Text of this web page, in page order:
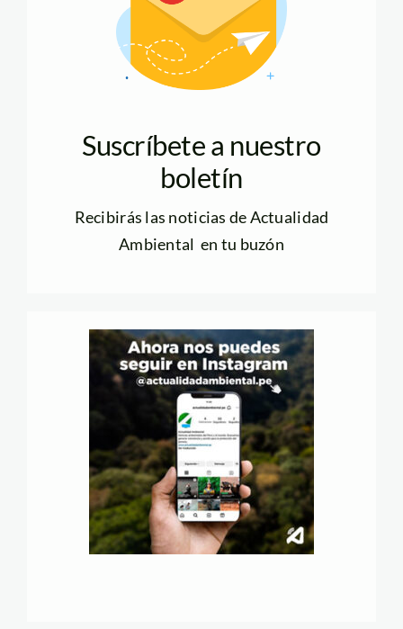
Suscríbete a nuestro
boletín
Recibirás las noticias de Actualidad
Ambiental en tu buzón